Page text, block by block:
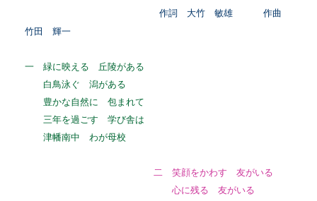
作詞 大竹 敏雄 作曲
竹田 輝一
一 緑に映える 丘陵がある
白鳥泳ぐ 潟がある
豊かな自然に 包まれて
三年を過ごす 学び舎は
津幡南中 わが母校
二 笑顔をかわす 友がいる
心に残る 友がいる